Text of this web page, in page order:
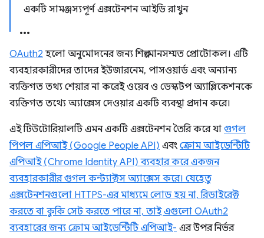
একটি সামঞ্জস্যপূর্ণ এক্সটেনশন আইডি রাখুন
OAuth2 হলো অনুমোদনের জন্য শিল্প-মানসম্মত প্রোটোকল। এটি
ব্যবহারকারীদের তাদের ইউজারনেম, পাসওয়ার্ড এবং অন্যান্য
ব্যক্তিগত তথ্য শেয়ার না করেই ওয়েব ও ডেস্কটপ অ্যাপ্লিকেশনকে
ব্যক্তিগত তথ্যে অ্যাক্সেস দেওয়ার একটি ব্যবস্থা প্রদান করে।
এই টিউটোরিয়ালটি এমন একটি এক্সটেনশন তৈরি করে যা গুগল
পিপল এপিআই (Google People API) এবং ক্রোম আইডেন্টিটি
এপিআই (Chrome Identity API) ব্যবহার করে একজন
ব্যবহারকারীর গুগল কন্ট্যাক্টস অ্যাক্সেস করে। যেহেতু
এক্সটেনশনগুলো HTTPS-এর মাধ্যমে লোড হয় না, রিডাইরেক্ট
করতে বা কুকি সেট করতে পারে না, তাই এগুলো OAuth2
ব্যবহারের জন্য ক্রোম আইডেন্টিটি এপিআই- এর উপর নির্ভর